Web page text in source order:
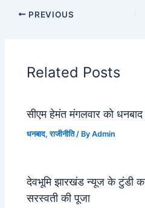
PREVIOUS
Related Posts
सीएम हेमंत मंगलवार को धनबाद
धनबाद,राजीनीति/ ByAdmin
देवभूमि झारखंड न्यूज के टुंडी
सरस्वती की पूजा